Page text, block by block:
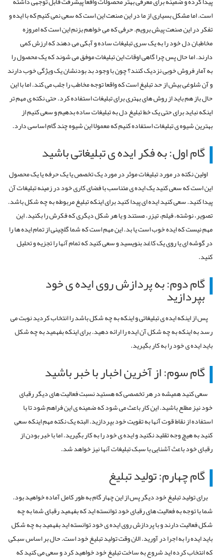
است. اما مشکل بسیاری از ما در این صنعت این است که سعی نمی کنیم که با ایده و
تفکر در این صنعت پیش برویم. حرفی که می خواهم بزنم این است که امروزه
مخاطبان دل خود را به یک سری تبلیغات ساده و آبکی می دهند که ارزش کمی
دارند. اما حال پس چرا گاهی اوقات این تبلیغات موفق می شوند که یک محصول را
به آمار فروش خوبی نزدیک کنند؟ چون با وجود بد بودنشان یک ویژگی خوب دارند
و آن شلوغی بیش از حد تبلیغ است که واقعا توجه مخاطب را جلب می کند. اما با این
حال باز هم باید از روش های بهتری برای تبلیغات استفاده کرد. حتی نکته ی مهم تر
اینکه نباید برای حتی یک خط تبلیغ دل به تبلیغات ساده بدهیم و سعی کنیم از
بهترین شیوه ی تبلیغات استفاده کنیم که معمولا این شیوه چند گام اساسی دارد.
گام اول: به فکر ایده ی تبلیغاتی باشید
اولین نکته در مورد تبلیغات موثر در مورد یک تخصص یا یک حرفه یا یک محصول
این است که سعی کنید یک ایده ی متناسب با فضای کاری خود در زمینه تبلیغات آن
پیدا کنید. سعی کنید ایده ای پیدا کنید برای اینکه تبلیغ مربوطه به چه شکل باشد.
تصویر، نوشته، فیلم، تیزر، مستند و یا هر شکل دیگری که فکرش را بکنید. این
مهم نیست که ایده خوب است یا بد. این مهم است که شما گلچینی از تمام ایده ها را
در گوشه ای یا روی یک کاغد بنویسید و سعی کنید که تمام آنها را تجزیه و تحلیل
کنید.
گام دوم: به پردازش روی ایده ی خود
بپردازید
پس از اینکه ایده ی تبلیغاتی و اینکه به چه شکل باشد را انتخاب کردید نوبت می
رسد به اینکه به چه شکل آن ایده را ارائه دهید. برای اینکه بفهمید به چه شکل
باید ایده ی خود را به کار بگیرید.
گام سوم: از آخرین اخبار با خبر باشید
سعی کنید همیشه در هر تخصصی که هستید نسبت فعالیت های دیگر رقبای
خود نیز مطلع باشید. این کار باعث می شود که ضمینه ی این فراهم شود تا با
استفاده از نقاط قوت آنها به تقویت خود بپردازید. البته یک نکته مهم اینکه سعی
کنید به هیچ وجه تقلید نکنید و ایده ی خود را به کار بگیرید. اما با خبر بودن از
رقبای خود باعث آشنایی با سبک تبلیغات آنها نیز خواهد شد.
گام چهارم: تولید تبلیغ
برای تولید تبلیغ خود دیگر پس از این چهار گام به طور کامل آماده خواهید بود.
شما با توجه به فعالیت های رقبای خود توانسته اید که بفهمید رقبای شما به چه
شکل فعالیت دارند و با پردازش روی ایده ی خود توانسته اید بفهمید به چه شکل
باید ایده را به اجرا در آورید. الان وقت تولید تبلیغ خود است. حال بر اساس سبکی
که انتخاب کرده اید شروع به ساخت تبلیغ خود خواهید کرد و سعی می کنید که